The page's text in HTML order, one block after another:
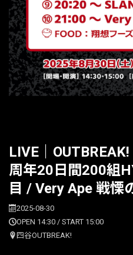
LIVE｜
周年20日間200組
目 / Very Ape 戦慄
2025-08-30
OPEN 14:30 / START 15:00
四谷OUTBREAK!